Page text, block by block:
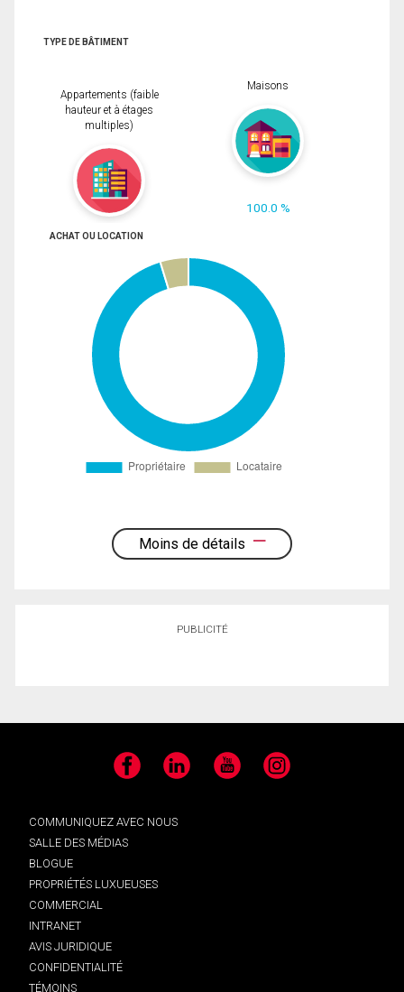
TYPE DE BÂTIMENT
Appartements (faible
hauteur et à étages
multiples)
Maisons
100.0 %
ACHAT OU LOCATION
Moins de détails
PUBLICITÉ
Facebook LinkedIn YouTube Instagram
COMMUNIQUEZ AVEC NOUS
SALLE DES MÉDIAS
BLOGUE
PROPRIÉTÉS LUXUEUSES
COMMERCIAL
INTRANET
AVIS JURIDIQUE
CONFIDENTIALITÉ
TÉMOINS